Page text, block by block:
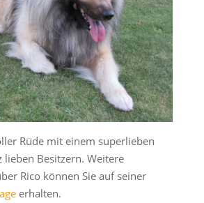
Rüde mit einem superlieben
lieben Besitzern. Weitere
Rico können Sie auf seiner
erhalten.